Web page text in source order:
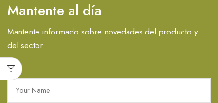
Mantente al día
Mantente informado sobre novedades del producto y
del sector